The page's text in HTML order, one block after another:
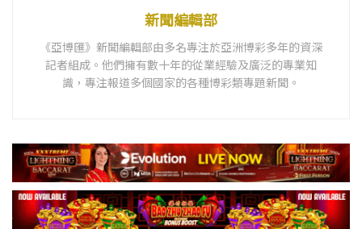
新聞編輯部
《亞博匯》新聞編輯部由多名專注於亞洲博彩多年的資深
記者組成。他們擁有數十年的從業經驗及廣泛的專業知
識，專注報道多個國家的各種博彩類專題新聞。